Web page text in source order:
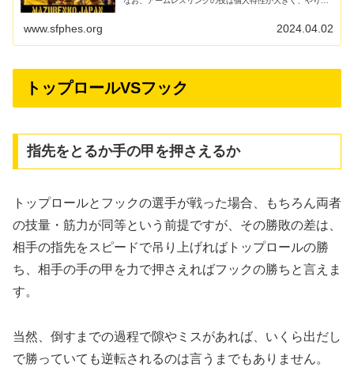
www.sfphes.org 2024.04.02
トップロールVSフック
指先をとるか手の甲を押さえるか
トップロールとフックの選手が戦った場合、もちろん両者
の技量・筋力が同等という前提ですが、その勝敗の差は、
相手の指先をスピードで吊り上げればトップロールの勝
ち、相手の手の甲を力で押さえればフックの勝ちと言えま
す。
当然、倒すまでの過程で隙やミスがあれば、いくら出だし
で勝っていても逆転されるのは言うまでもありません。